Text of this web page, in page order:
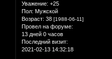
Уважение: +25
Пол: Мужской
Возраст: 38 [1988-06-11]
Провел на форуме:
13 дней 0 часов
Последний визит:
2021-02-13 14:32:18